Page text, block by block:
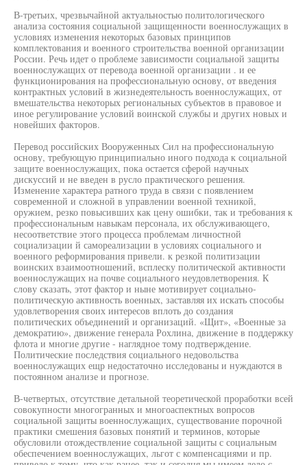
В-третьих, чрезвычайной актуальностью политологического
анализа состояния социальной защищенности военнослужащих в
условиях изменения некоторых базовых принципов
комплектования и военного строительства военной организации
России. Речь идет о проблеме зависимости социальной защиты
военнослужащих от перевода военной организации . и ее
функционирования на профессиональную основу, от введения
контрактных условий в жизнедеятельность военнослужащих, от
вмешательства некоторых региональных субъектов в правовое и
иное регулирование условий воинской службы и других новых и
новейших факторов.
Перевод российских Вооруженных Сил на профессиональную
основу, требующую принципиально иного подхода к социальной
защите военнослужащих, пока остается сферой научных
дискуссий и не введен в русло практического решения.
Изменение характера ратного труда в связи с появлением
современной и сложной в управлении военной техникой,
оружием, резко повысивших как цену ошибки, так и требования к
профессиональным навыкам персонала, их обслуживающего,
несоответствие этого процесса проблемам личностной
социализации й самореализации в условиях социального и
военного реформирования привели. к резкой политизации
воинских взаимоотношений, всплеску политической активности
военнослужащих на почве социального неудовлетворения. К
слову сказать, этот фактор и ныне мотивирует социально-
политическую активность военных, заставляя их искать способы
удовлетворения своих интересов вплоть до создания
политических объединений и организаций. «Щит», «Военные за
демократию», движение генерала Рохлина, движение в поддержку
флота и многие другие - наглядное тому подтверждение.
Политические последствия социального недовольства
военнослужащих ещр недостаточно исследованы и нуждаются в
постоянном анализе и прогнозе.
В-четвертых, отсутствие детальной теоретической проработки всей
совокупности многогранных и многоаспектных вопросов
социальной защиты военнослужащих, существование порочной
практики смешения базовых понятий и терминов, которые
обусловили отождествление социальной защиты с социальным
обеспечением военнослужащих, льгот с компенсациями и пр.